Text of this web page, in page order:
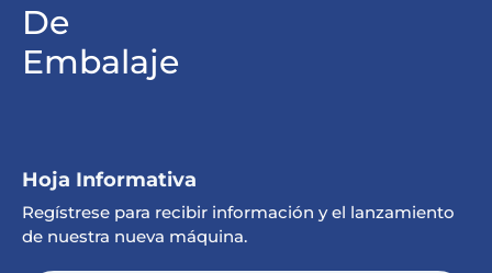
De
Embalaje
Hoja Informativa
Regístrese para recibir información y el lanzamiento
de nuestra nueva máquina.